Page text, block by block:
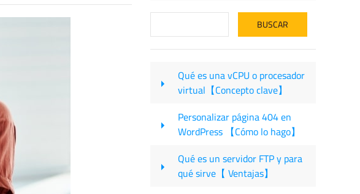
Qué es una vCPU o procesador
virtual【Concepto clave】
Personalizar página 404 en
WordPress 【Cómo lo hago】
Qué es un servidor FTP y para
qué sirve【 Ventajas】